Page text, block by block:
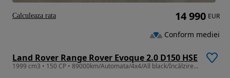
Land Rover Range Rover Evoque 2.0 D150 HSE
1999 cm3 • 150 CP • 89000km/Automata/4x4/All black/Încălzire scaune volan/
14 990 EUR
Conform mediei
Calculeaza rata